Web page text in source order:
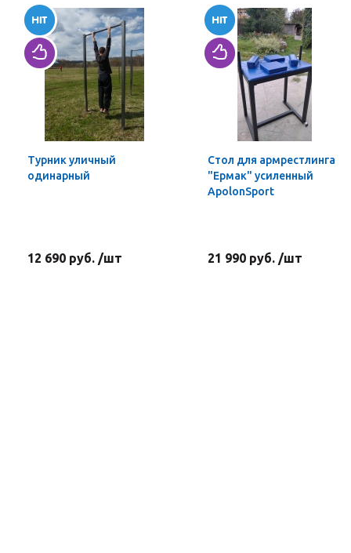
Турник уличный
одинарный
12 690 руб. /шт
Стол для армрестлинга
"Ермак" усиленный
ApolonSport
21 990 руб. /шт